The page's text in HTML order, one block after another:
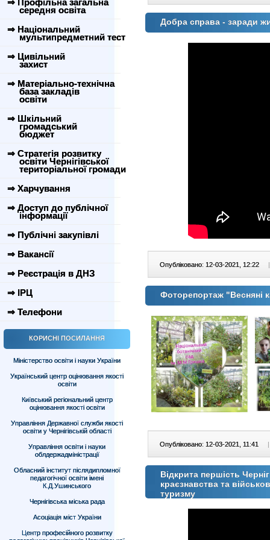
⇒ Профільна загальна
середня освіта
⇒ Національний
мультипредметний тест
⇒ Цивільний
захист
⇒ Матеріально-технічна
база закладів
освіти
⇒ Шкільний
громадський
бюджет
⇒ Стратегія розвитку
освіти Чернігівської
територіальної громади
⇒ Харчування
⇒ Доступ до публічної
інформації
⇒ Публічні закупівлі
⇒ Вакансії
⇒ Реєстрація в ДНЗ
⇒ ІРЦ
⇒ Телефони
КОРИСНІ ПОСИЛАННЯ
Міністерство освіти і науки України
Український центр оцінювання якості
освіти
Київський регіональний центр
оцінювання якості освіти
Управління Державної служби якості
освіти у Чернігівській області
Управління освіти і науки
облдержадміністрації
Обласний інститут післядипломної
педагогічної освіти імені
К.Д.Ушинського
Чернігівська міська рада
Асоціація міст України
Центр професійного розвитку
Добра справа - заради
Опубліковано: 12-03-2021, 12:22 |
Фоторепортаж "Весняні
Опубліковано: 12-03-2021, 11:41 |
Відкрита першість
краєзнавства та
туризму